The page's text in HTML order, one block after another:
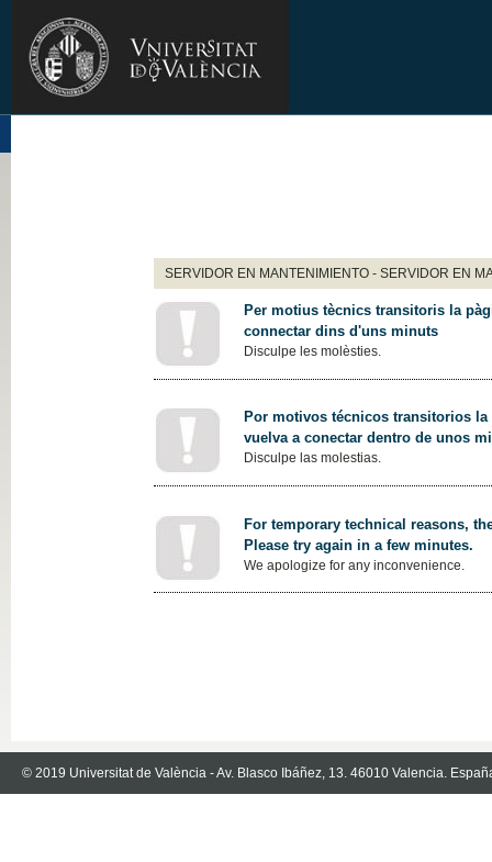
SERVIDOR EN MANTENIMIENTO - SERVIDOR EN
Per motius tècnics transitoris la
connectar dins d'uns minuts
Disculpe les molèsties.
Por motivos técnicos transitorios
vuelva a conectar dentro de unos
Disculpe las molestias.
For temporary technical reasons,
Please try again in a few minutes.
We apologize for any inconvenience.
© 2019 Universitat de València - Av. Blasco Ibáñez, 13. 46010 Valencia.